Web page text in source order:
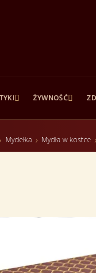
 ŻYWNOŚĆ
Mydełka Mydła w kostce